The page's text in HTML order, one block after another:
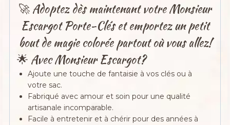
🚀 Adoptez dès maintenant votre Monsieur
Escargot Porte-Clés et emportez un petit
bout de magie colorée partout où vous allez!
🌟 Avec Monsieur Escargot?
Ajoute une touche de fantaisie à vos clés ou à
votre sac.
Fabriqué avec amour et soin pour une qualité
artisanale incomparable.
Facile à entretenir et à chérir pour des années à